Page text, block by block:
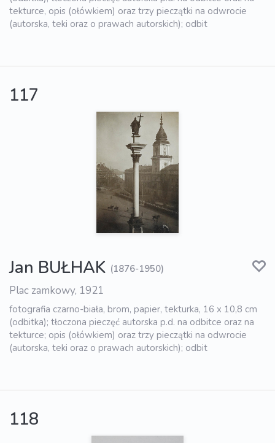
tekturce, opis (ołówkiem) oraz trzy pieczątki na odwrocie
(autorska, teki oraz o prawach autorskich); odbit
117
Jan BUŁHAK (1876-1950)
Plac zamkowy, 1921
fotografia czarno-biała, brom, papier, tekturka, 16 x 10,8 cm
(odbitka); tłoczona pieczęć autorska p.d. na odbitce oraz na
tekturce; opis (ołówkiem) oraz trzy pieczątki na odwrocie
(autorska, teki oraz o prawach autorskich); odbit
118